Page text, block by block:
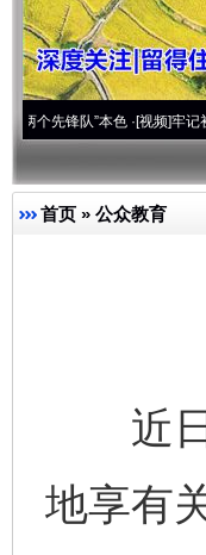
队”本色·[视频]牢记初心使命
首页 » 公众教育
近日
地享有